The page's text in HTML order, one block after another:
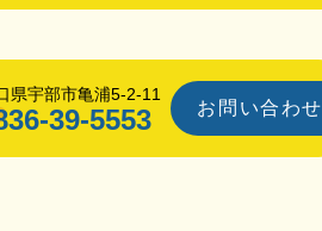
県宇部市亀浦5-2-11
39-5553 お問い合わせ